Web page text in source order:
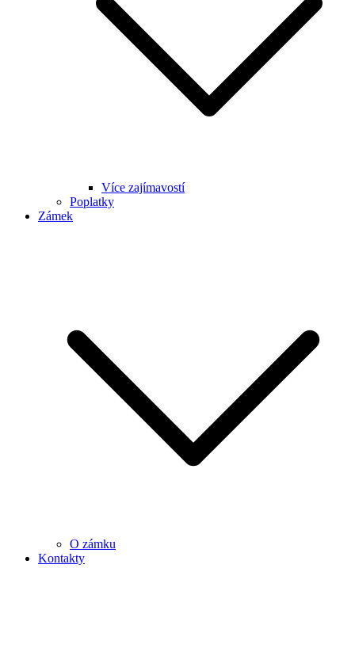
Více zajímavostí
Poplatky
Zámek
O zámku
Kontakty